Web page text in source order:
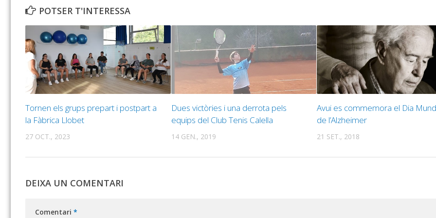
POTSER T'INTERESSA
Tornen els grups prepart i postpart a
la Fàbrica Llobet
27 OCT., 2023
Dues victòries i una derrota pels
equips del Club Tenis Calella
14 GEN., 2019
Avui es commemora el Dia
de l’Alzheimer
21 SET., 2018
DEIXA UN COMENTARI
Comentari *